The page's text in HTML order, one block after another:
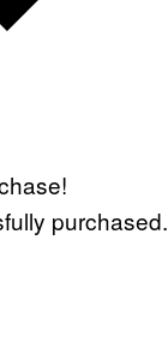
purchased.